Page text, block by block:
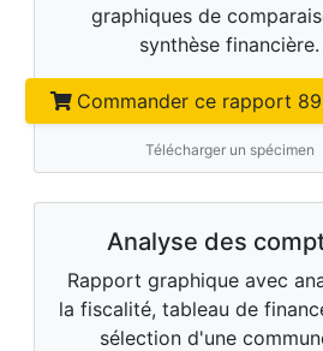
graphiques de
synthèse financière.
Commander ce rapport
Télécharger un spécimen
Analyse des
Rapport graphique avec
la fiscalité, tableau de
sélection d'une